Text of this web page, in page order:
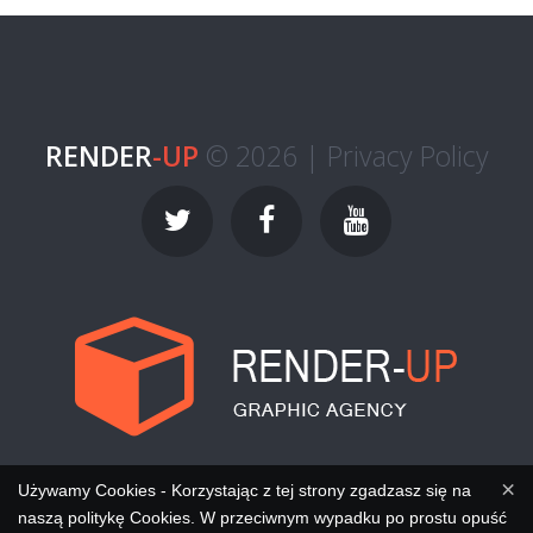
RENDER-UP © 2026 | Privacy Policy
×
Używamy Cookies - Korzystając z tej strony zgadzasz się na
naszą politykę Cookies. W przeciwnym wypadku po prostu opuść